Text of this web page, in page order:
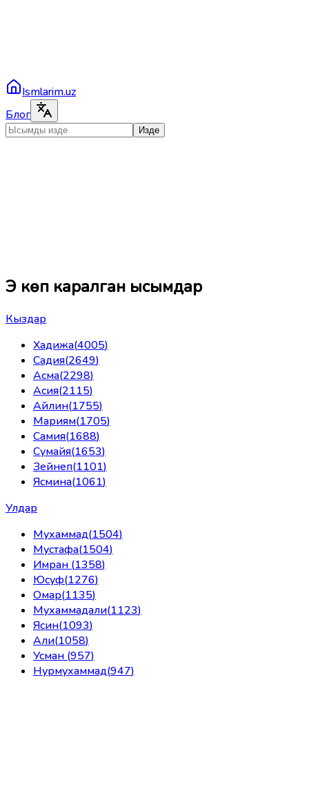
Ismlarim.uz
Блог
Изде
Эң көп каралган ысымдар
Кыздар
Хадижа(4005)
Садия(2649)
Асма(2298)
Асия(2115)
Айлин(1755)
Мариям(1705)
Самия(1688)
Сумайя(1653)
Зейнеп(1101)
Ясмина(1061)
Улдар
Мухаммад(1504)
Мустафа(1504)
Имран (1358)
Юсуф(1276)
Омар(1135)
Мухаммадали(1123)
Ясин(1093)
Али(1058)
Усман (957)
Нурмухаммад(947)